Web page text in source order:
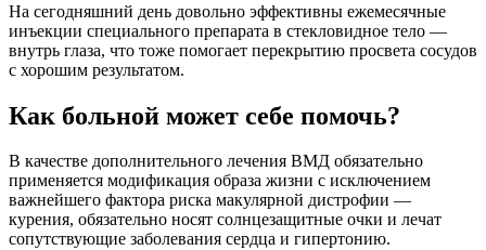
На сегодняшний день довольно эффективны ежемесячные
инъекции специального препарата в стекловидное тело —
внутрь глаза, что тоже помогает перекрытию просвета сосудов
с хорошим результатом.
Как больной может себе помочь?
В качестве дополнительного лечения ВМД обязательно
применяется модификация образа жизни с исключением
важнейшего фактора риска макулярной дистрофии —
курения, обязательно носят солнцезащитные очки и лечат
сопутствующие заболевания сердца и гипертонию.